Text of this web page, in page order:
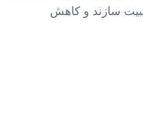
سازند و کاهش